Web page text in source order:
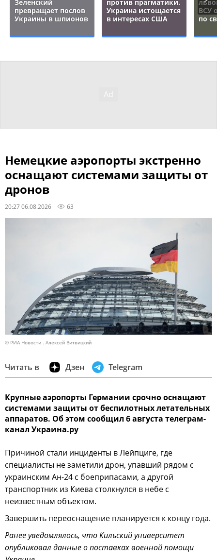
Зеленский
превращает послов
Украины в шпионов
против прагматики.
Украина истощается
в интересах США
ВСУ
по
Немецкие аэропорты экстренно
оснащают системами защиты от
дронов
20:27 06.08.2026 63
© РИА Новости . Алексей Витвицкий
Читать в Дзен Telegram
Крупные аэропорты Германии срочно оснащают
системами защиты от беспилотных летательных
аппаратов. Об этом сообщил 6 августа телеграм-
канал Украина.ру
Причиной стали инциденты в Лейпциге, где
специалисты не заметили дрон, упавший рядом с
украинским Ан-24 с боеприпасами, а другой
транспортник из Киева столкнулся в небе с
неизвестным объектом.
Завершить переоснащение планируется к концу года.
Ранее уведомлялось, что Кильский университет
опубликовал данные о поставках военной помощи